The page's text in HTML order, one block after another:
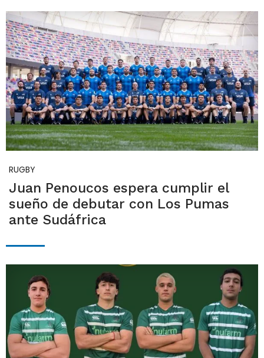
RUGBY
Juan Penoucos espera cumplir el
sueño de debutar con Los Pumas
ante Sudáfrica